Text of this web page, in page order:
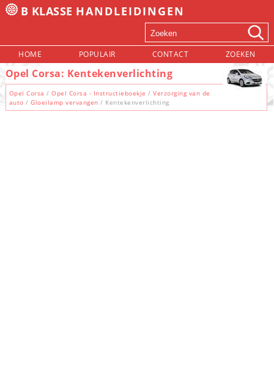
B KLASSE HANDLEIDINGEN
HOME POPULAIR CONTACT ZOEKEN
Opel Corsa: Kentekenverlichting
Opel Corsa /Opel Corsa - Instructieboekje /Verzorging van de
auto /Gloeilamp vervangen / Kentekenverlichting